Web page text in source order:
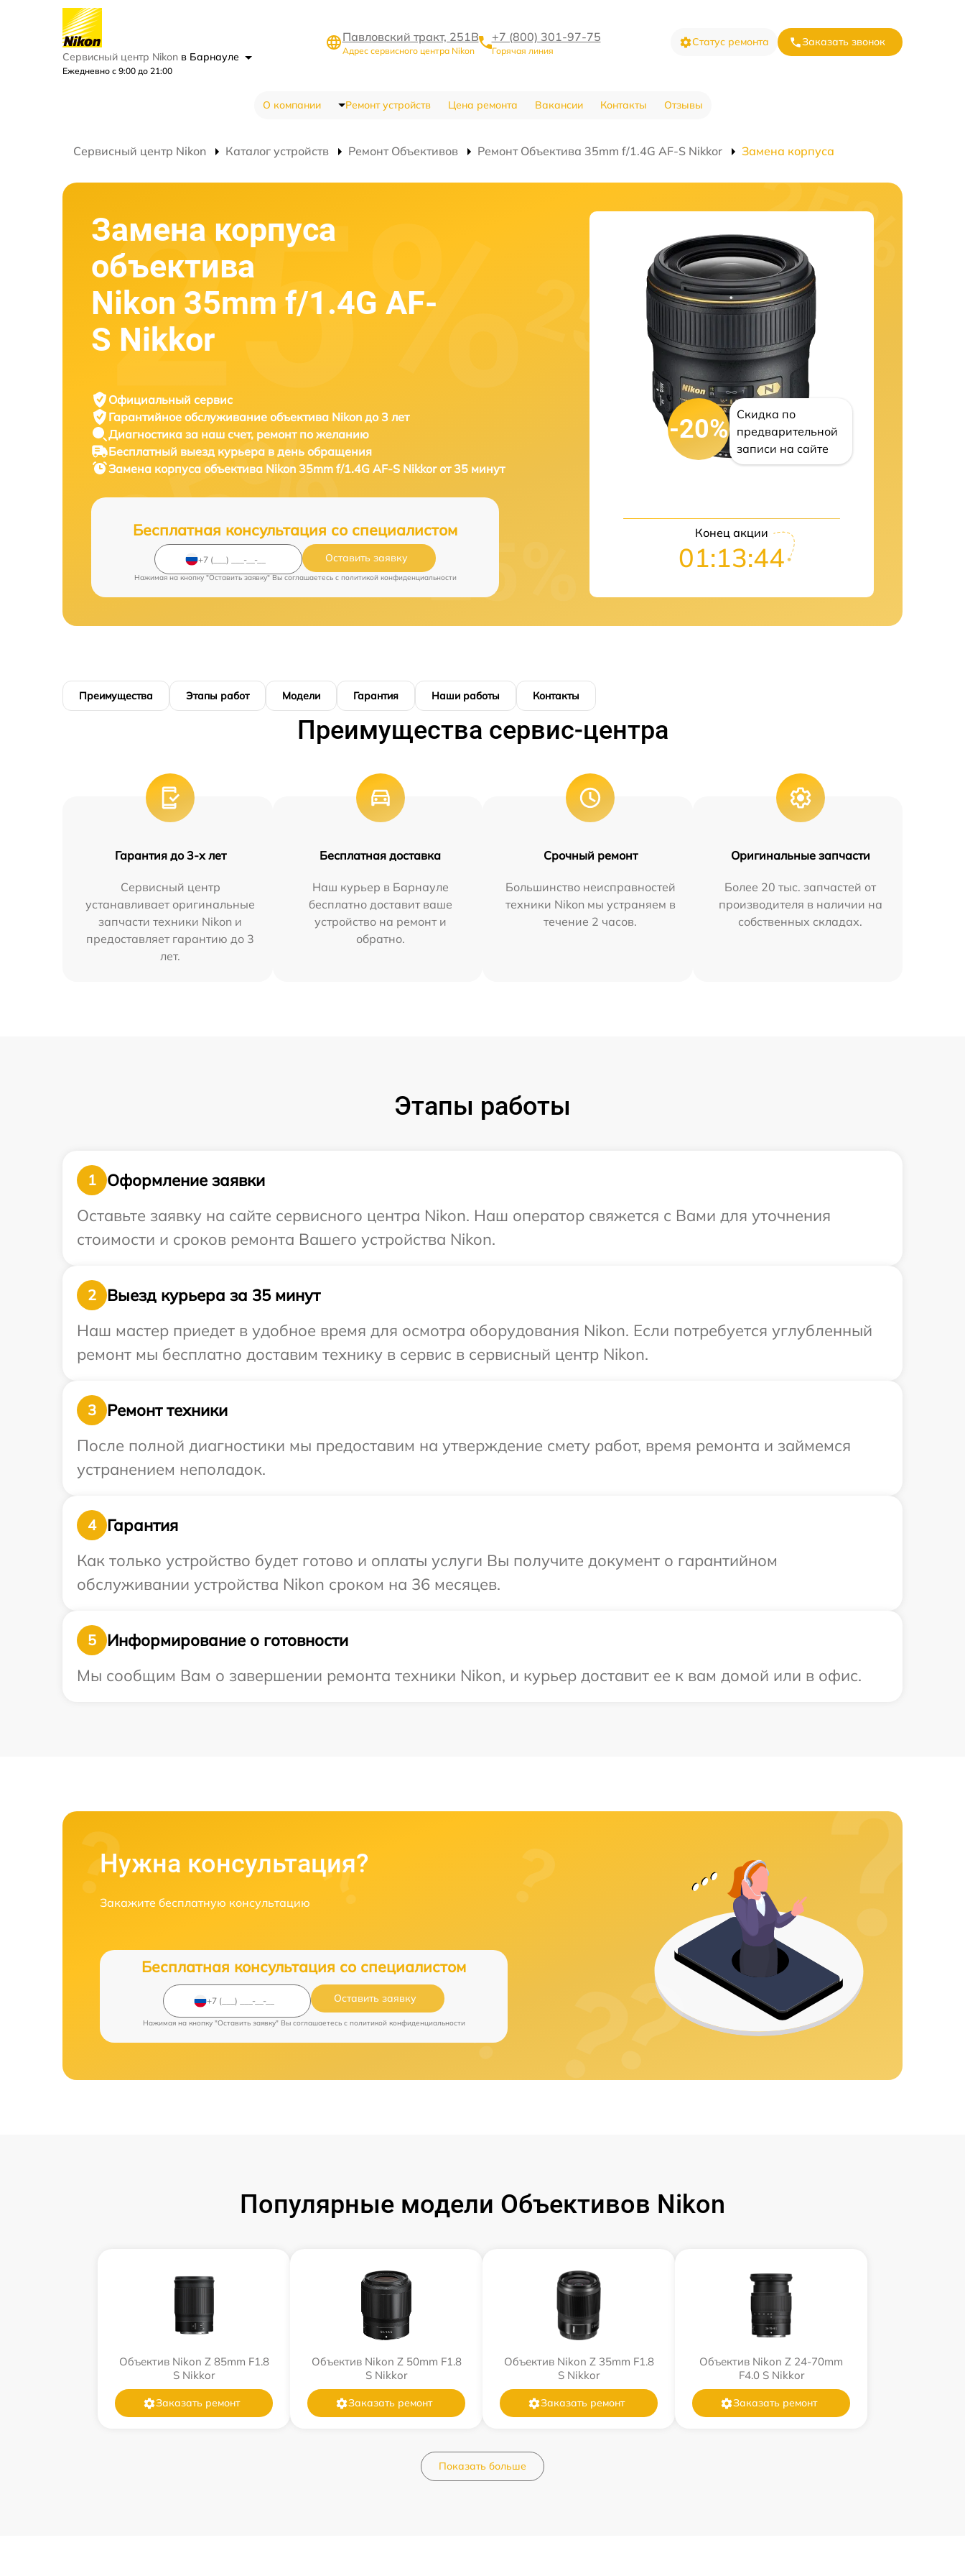
Сервисный центр Nikon в Барнауле
Ежедневно с 9:00 до 21:00
Павловский тракт, 251В
Адрес сервисного центра Nikon
+7 (800) 301-97-75
Горячая линия
Статус ремонта Заказать звонок
О компании Ремонт устройств Цена ремонта Вакансии Контакты Отзывы
Сервисный центр Nikon Каталог устройств Ремонт Объективов Ремонт Объектива 35mm f/1.4G AF-S Nikkor Замена корпуса
Замена корпуса
объектива
Nikon 35mm f/1.4G AF-
S Nikkor
Официальный сервис
Гарантийное обслуживание объектива Nikon до 3 лет
Диагностика за наш счет, ремонт по желанию
Бесплатный выезд курьера в день обращения
Замена корпуса объектива Nikon 35mm f/1.4G AF-S Nikkor от 35 минут
Бесплатная консультация со специалистом
Оставить заявку
Нажимая на кнопку "Оставить заявку" Вы соглашаетесь c политикой конфиденциальности
-20%
Скидка по
предварительной
записи на сайте
Конец акции
01:13:43
Преимущества Этапы работ Модели Гарантия Наши работы Контакты
Преимущества сервис-центра
Гарантия до 3-х лет
Сервисный центр
устанавливает оригинальные
запчасти техники Nikon и
предоставляет гарантию до 3
лет.
Бесплатная доставка
Наш курьер в Барнауле
бесплатно доставит ваше
устройство на ремонт и
обратно.
Срочный ремонт
Большинство неисправностей
техники Nikon мы устраняем в
течение 2 часов.
Оригинальные запчасти
Более 20 тыс. запчастей от
производителя в наличии на
собственных складах.
Этапы работы
1
Оформление заявки
Оставьте заявку на сайте сервисного центра Nikon. Наш оператор свяжется с Вами для уточнения
стоимости и сроков ремонта Вашего устройства Nikon.
2
Выезд курьера за 35 минут
Наш мастер приедет в удобное время для осмотра оборудования Nikon. Если потребуется углубленный
ремонт мы бесплатно доставим технику в сервис в сервисный центр Nikon.
3
Ремонт техники
После полной диагностики мы предоставим на утверждение смету работ, время ремонта и займемся
устранением неполадок.
4
Гарантия
Как только устройство будет готово и оплаты услуги Вы получите документ о гарантийном
обслуживании устройства Nikon сроком на 36 месяцев.
5
Информирование о готовности
Мы сообщим Вам о завершении ремонта техники Nikon, и курьер доставит ее к вам домой или в офис.
Нужна консультация?
Закажите бесплатную консультацию
Бесплатная консультация со специалистом
Оставить заявку
Нажимая на кнопку "Оставить заявку" Вы соглашаетесь c политикой конфиденциальности
Популярные модели Объективов Nikon
Объектив Nikon Z 85mm F1.8
S Nikkor
Заказать ремонт
Объектив Nikon Z 50mm F1.8
S Nikkor
Заказать ремонт
Объектив Nikon Z 35mm F1.8
S Nikkor
Заказать ремонт
Объектив Nikon Z 24-70mm
F4.0 S Nikkor
Заказать ремонт
Показать больше